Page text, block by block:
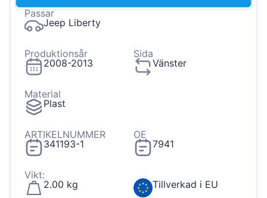
Passar
Jeep Liberty
Produktionsår
2008-2013
Sida
Vänster
Material
Plast
ARTIKELNUMMER
341193-1
OE
7941
Vikt:
2.00 kg
Tillverkad i EU